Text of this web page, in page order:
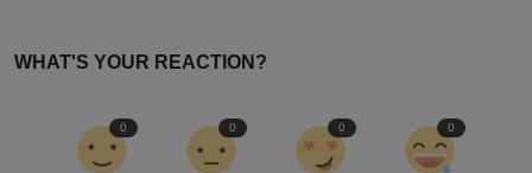
WHAT'S YOUR REACTION?
0 0 0 0